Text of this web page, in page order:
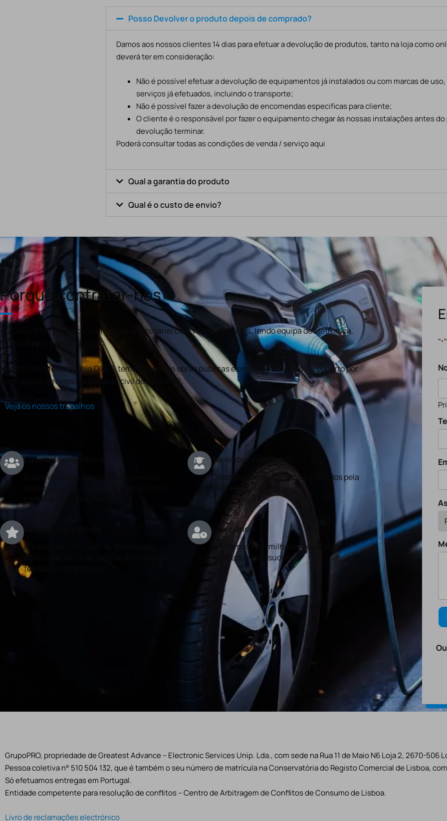
Posso Devolver o produto depois de comprado?
Damos aos nossos clientes 14 dias para efetuar a devolução de produtos, tanto na loja como
deverá ter em consideração:
Não é possível efetuar a devolução de equipamentos já instalados ou com marcas de
serviços já efetuados, incluindo o transporte;
Não é possível fazer a devolução de encomendas especificas para cliente;
O cliente é o responsável por fazer o equipamento chegar às nossas instalações antes
devolução terminar.
Poderá consultar todas as condições de venda / serviço aqui
Qual a garantia do produto
Qual é o custo de envio?
Porquê contratar-nos
O GrupoPRO pertence a um grupo empresarial com várias valências, tendo equipa de eletronica,
informática e programação.
Somos certificados pela DGEG, temos alvará de obras publicas e o nosso trabalho está coberto por
um seguro de responsabilidade civil de €100.000.
Veja os nossos trabalhos
Equipa de engenharia
Disponibilizamos aos nossos clientes
acesso a serviços de engenharia, como
certificados e projetos.
Técnicos certificados
Os nossos técnicos são certificados pela
DGEG e a ANACOM
O nosso foco é o cliente, temos uma
politica de 100% de satisfação e o nosso
feedback comprova-o.
Experiência
Contamos com milhares de serviços
realizados com sucesso.
"*
GrupoPRO, propriedade de Greatest Advance – Electronic Services Unip. Lda., com sede na Rua 11 de Maio N6 Loja 2, 2670-506
Pessoa coletiva n° 510 504 132, que é também o seu número de matrícula na Conservatória do Registo Comercial de Lisboa,
Só efetuamos entregas em Portugal.
Entidade competente para resolução de conflitos – Centro de Arbitragem de Conflitos de Consumo de Lisboa.
Livro de reclamações electrónico